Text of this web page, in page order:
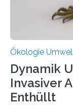
Thünen-
Ökologie
Dynamik
Invasiver
Enthüllt